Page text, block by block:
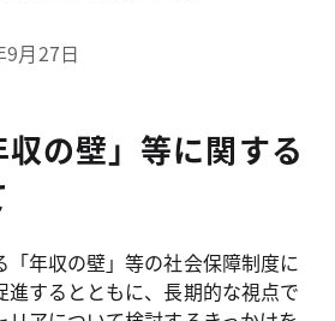
9月27日
の壁」等に関する
「年収の壁」等の社会保障制度に
進するとともに、長期的な視点で